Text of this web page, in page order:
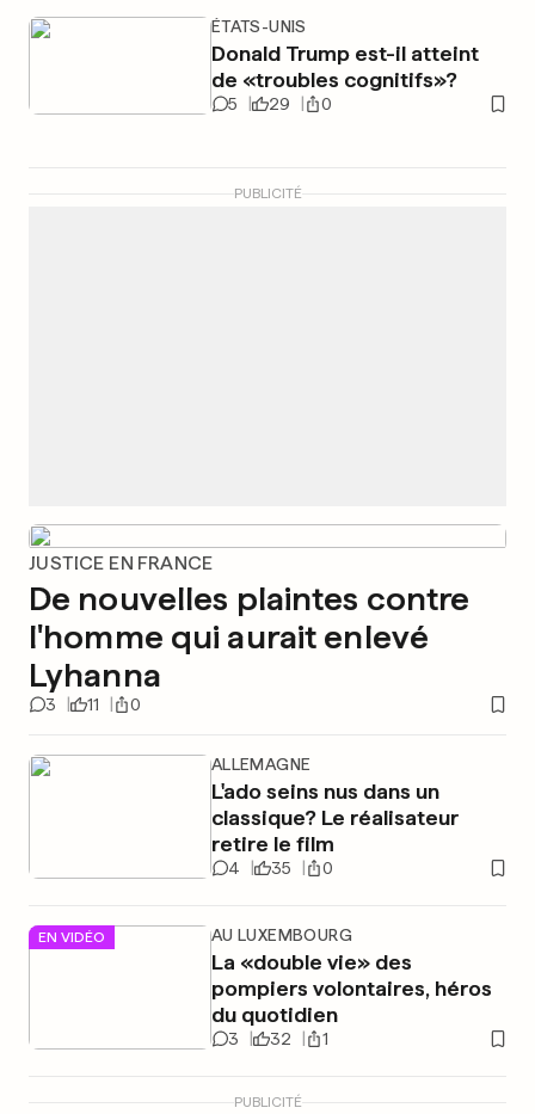
ÉTATS-UNIS
Donald Trump est-il atteint
de «troubles cognitifs»?
5 29 0
PUBLICITÉ
JUSTICE EN FRANCE
De nouvelles plaintes contre
l'homme qui aurait enlevé
Lyhanna
3 11 0
ALLEMAGNE
L'ado seins nus dans un
classique? Le réalisateur
retire le film
4 35 0
EN VIDÉO AU LUXEMBOURG
La «double vie» des
pompiers volontaires, héros
du quotidien
3 32 1
PUBLICITÉ